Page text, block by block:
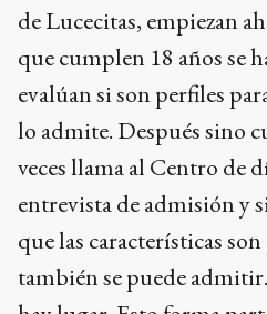
de Lucecitas, empiezan
que cumplen 18 años se
evalúan si son perfiles
lo admite. Después sino
veces llama al Centro de
entrevista de admisión y
que las características
también se puede